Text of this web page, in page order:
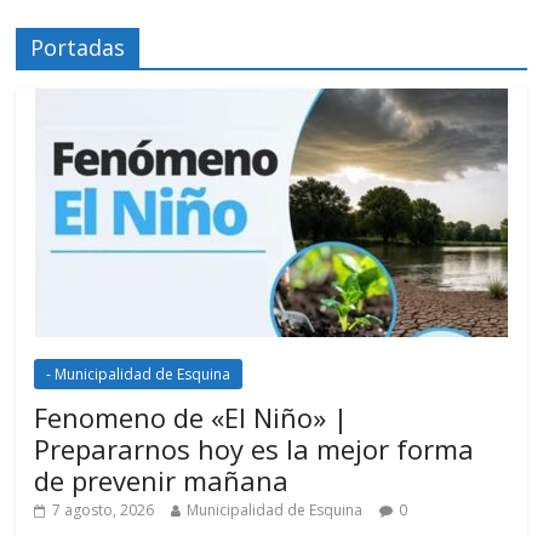
Portadas
- Municipalidad de Esquina
Fenomeno de «El Niño» |
Prepararnos hoy es la mejor forma
de prevenir mañana
7 agosto, 2026 Municipalidad de Esquina 0